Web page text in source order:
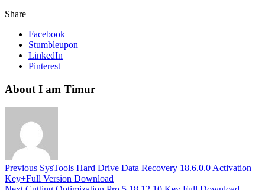
Share
Facebook
Stumbleupon
LinkedIn
Pinterest
About I am Timur
Previous SysTools Hard Drive Data Recovery 18.6.0.0 Activation
Key+Full Version Download